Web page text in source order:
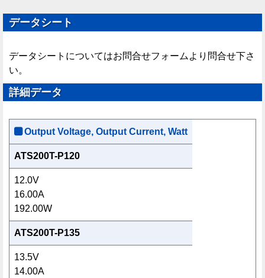
データシート
データシートについてはお問合せフォームより問合せ下さ
い。
詳細データ
Output Voltage, Output Current, Watt
ATS200T-P120
12.0V
16.00A
192.00W
ATS200T-P135
13.5V
14.00A